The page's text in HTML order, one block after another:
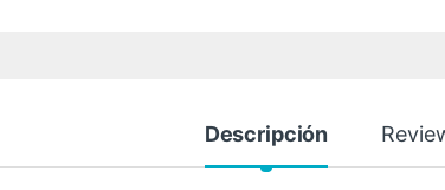
Descripción